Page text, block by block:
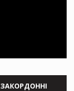
ЗАКОРДОННІ